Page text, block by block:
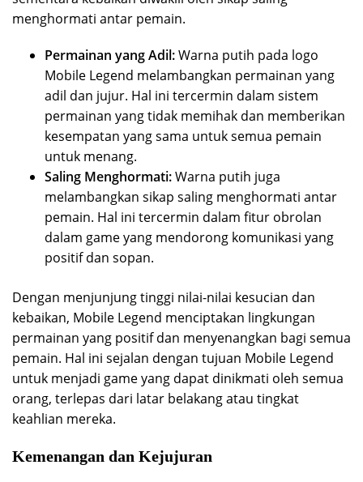
menghormati antar pemain.
Permainan yang Adil:Warna putih pada logo
Mobile Legend melambangkan permainan yang
adil dan jujur. Hal ini tercermin dalam sistem
permainan yang tidak memihak dan memberikan
kesempatan yang sama untuk semua pemain
untuk menang.
Saling Menghormati:Warna putih juga
melambangkan sikap saling menghormati antar
pemain. Hal ini tercermin dalam fitur obrolan
dalam game yang mendorong komunikasi yang
positif dan sopan.
Dengan menjunjung tinggi nilai-nilai kesucian dan
kebaikan, Mobile Legend menciptakan lingkungan
permainan yang positif dan menyenangkan bagi semua
pemain. Hal ini sejalan dengan tujuan Mobile Legend
untuk menjadi game yang dapat dinikmati oleh semua
orang, terlepas dari latar belakang atau tingkat
keahlian mereka.
Kemenangan dan Kejujuran